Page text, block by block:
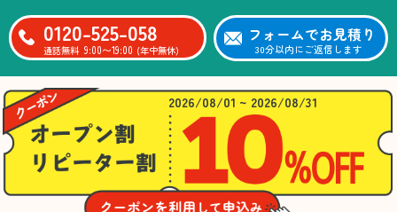
0120-525-058
通話無料 9:00〜19:00 (年中無休)
フォームでお見積り
30分以内にご返信します
2026/08/01 ~ 2026/08/31